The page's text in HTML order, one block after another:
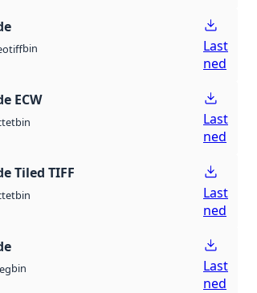
bin
Last
ned
ECW
bin
Last
ned
Tiled TIFF
bin
Last
ned
bin
Last
ned